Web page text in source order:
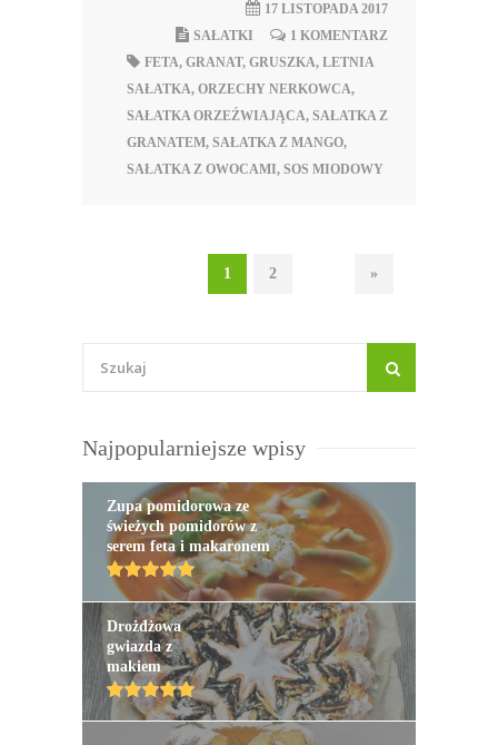
17 LISTOPADA 2017
1 KOMENTARZ
SAŁATKI
FETA, GRANAT, GRUSZKA, LETNIA
SAŁATKA, ORZECHY NERKOWCA,
SAŁATKA ORZEŹWIAJĄCA, SAŁATKA Z
GRANATEM, SAŁATKA Z MANGO,
SAŁATKA Z OWOCAMI, SOS MIODOWY
1 2 »
Najpopularniejsze wpisy
Zupa pomidorowa ze
świeżych pomidorów z
serem feta i makaronem
Drożdżowa
gwiazda z
makiem